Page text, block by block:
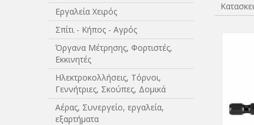
Εργαλεία Χειρός
Σπίτι - Κήπος - Αγρός
Όργανα Μέτρησης, Φορτιστές,
Εκκινητές
Ηλεκτροκολλήσεις, Τόρνοι,
Γεννήτριες, Σκούπες, Δομικά
Αέρας, Συνεργείο, εργαλεία,
εξαρτήματα